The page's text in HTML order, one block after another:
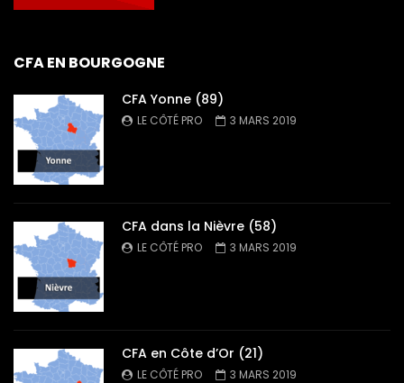
CFA EN BOURGOGNE
CFA Yonne (89)
LE CÔTÉ PRO 3 MARS 2019
CFA dans la Nièvre (58)
LE CÔTÉ PRO 3 MARS 2019
CFA en Côte d’Or (21)
LE CÔTÉ PRO 3 MARS 2019